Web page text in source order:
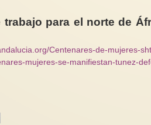
trabajo para el norte de
Centenares-de-mujeres-s
mujeres-se-manifiestan-tunez-